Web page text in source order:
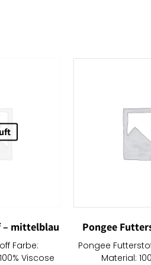
– mittelblau
Farbe:
Viscose
Pongee
Pongee
Material: